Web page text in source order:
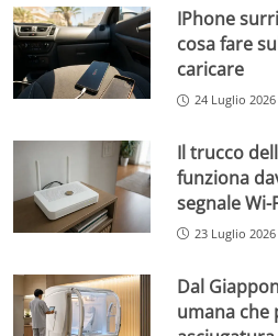
IPhone
cosa fare
caricare
24 Luglio 2026
Il trucco
funziona
segnale Wi-
23 Luglio 2026
Dal
umana che